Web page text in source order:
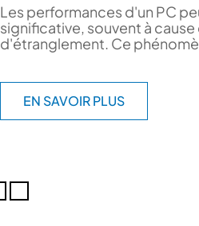
Les performances d'un PC
significative, souvent à
d'étranglement. Ce
EN SAVOIR PLUS